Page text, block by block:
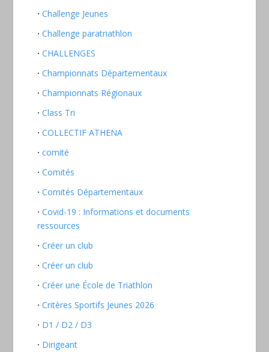
Challenge Jeunes
Challenge paratriathlon
CHALLENGES
Championnats Départementaux
Championnats Régionaux
Class Tri
COLLECTIF ATHENA
comité
Comités
Comités Départementaux
Covid-19 : Informations et documents
ressources
Créer un club
Créer un club
Créer une École de Triathlon
Critères Sportifs Jeunes 2026
D1 / D2 / D3
Dirigeant